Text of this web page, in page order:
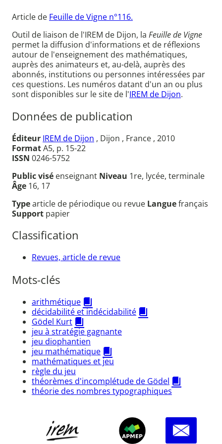
Article de Feuille de Vigne n°116.
Outil de liaison de l'IREM de Dijon, la Feuille de Vigne
permet la diffusion d'informations et de réflexions
autour de l'enseignement des mathématiques,
auprès des animateurs et, au-delà, auprès des
abonnés, institutions ou personnes intéressées par
ces questions. Les numéros datant d'un an ou plus
sont disponibles sur le site de l'IREM de Dijon.
Données de publication
Éditeur IREM de Dijon , Dijon , France , 2010
FormatA5, p. 15-22
ISSN 0246-5752
Public visé enseignant Niveau 1re, lycée, terminale
Âge 16, 17
Typearticle de périodique ou revue Languefrançais
Support papier
Classification
Revues, article de revue
Mots-clés
arithmétique
décidabilité et indécidabilité
Gödel Kurt
jeu à stratégie gagnante
jeu diophantien
jeu mathématique
mathématiques et jeu
règle du jeu
théorèmes d'incomplétude de Gödel
théorie des nombres typographiques